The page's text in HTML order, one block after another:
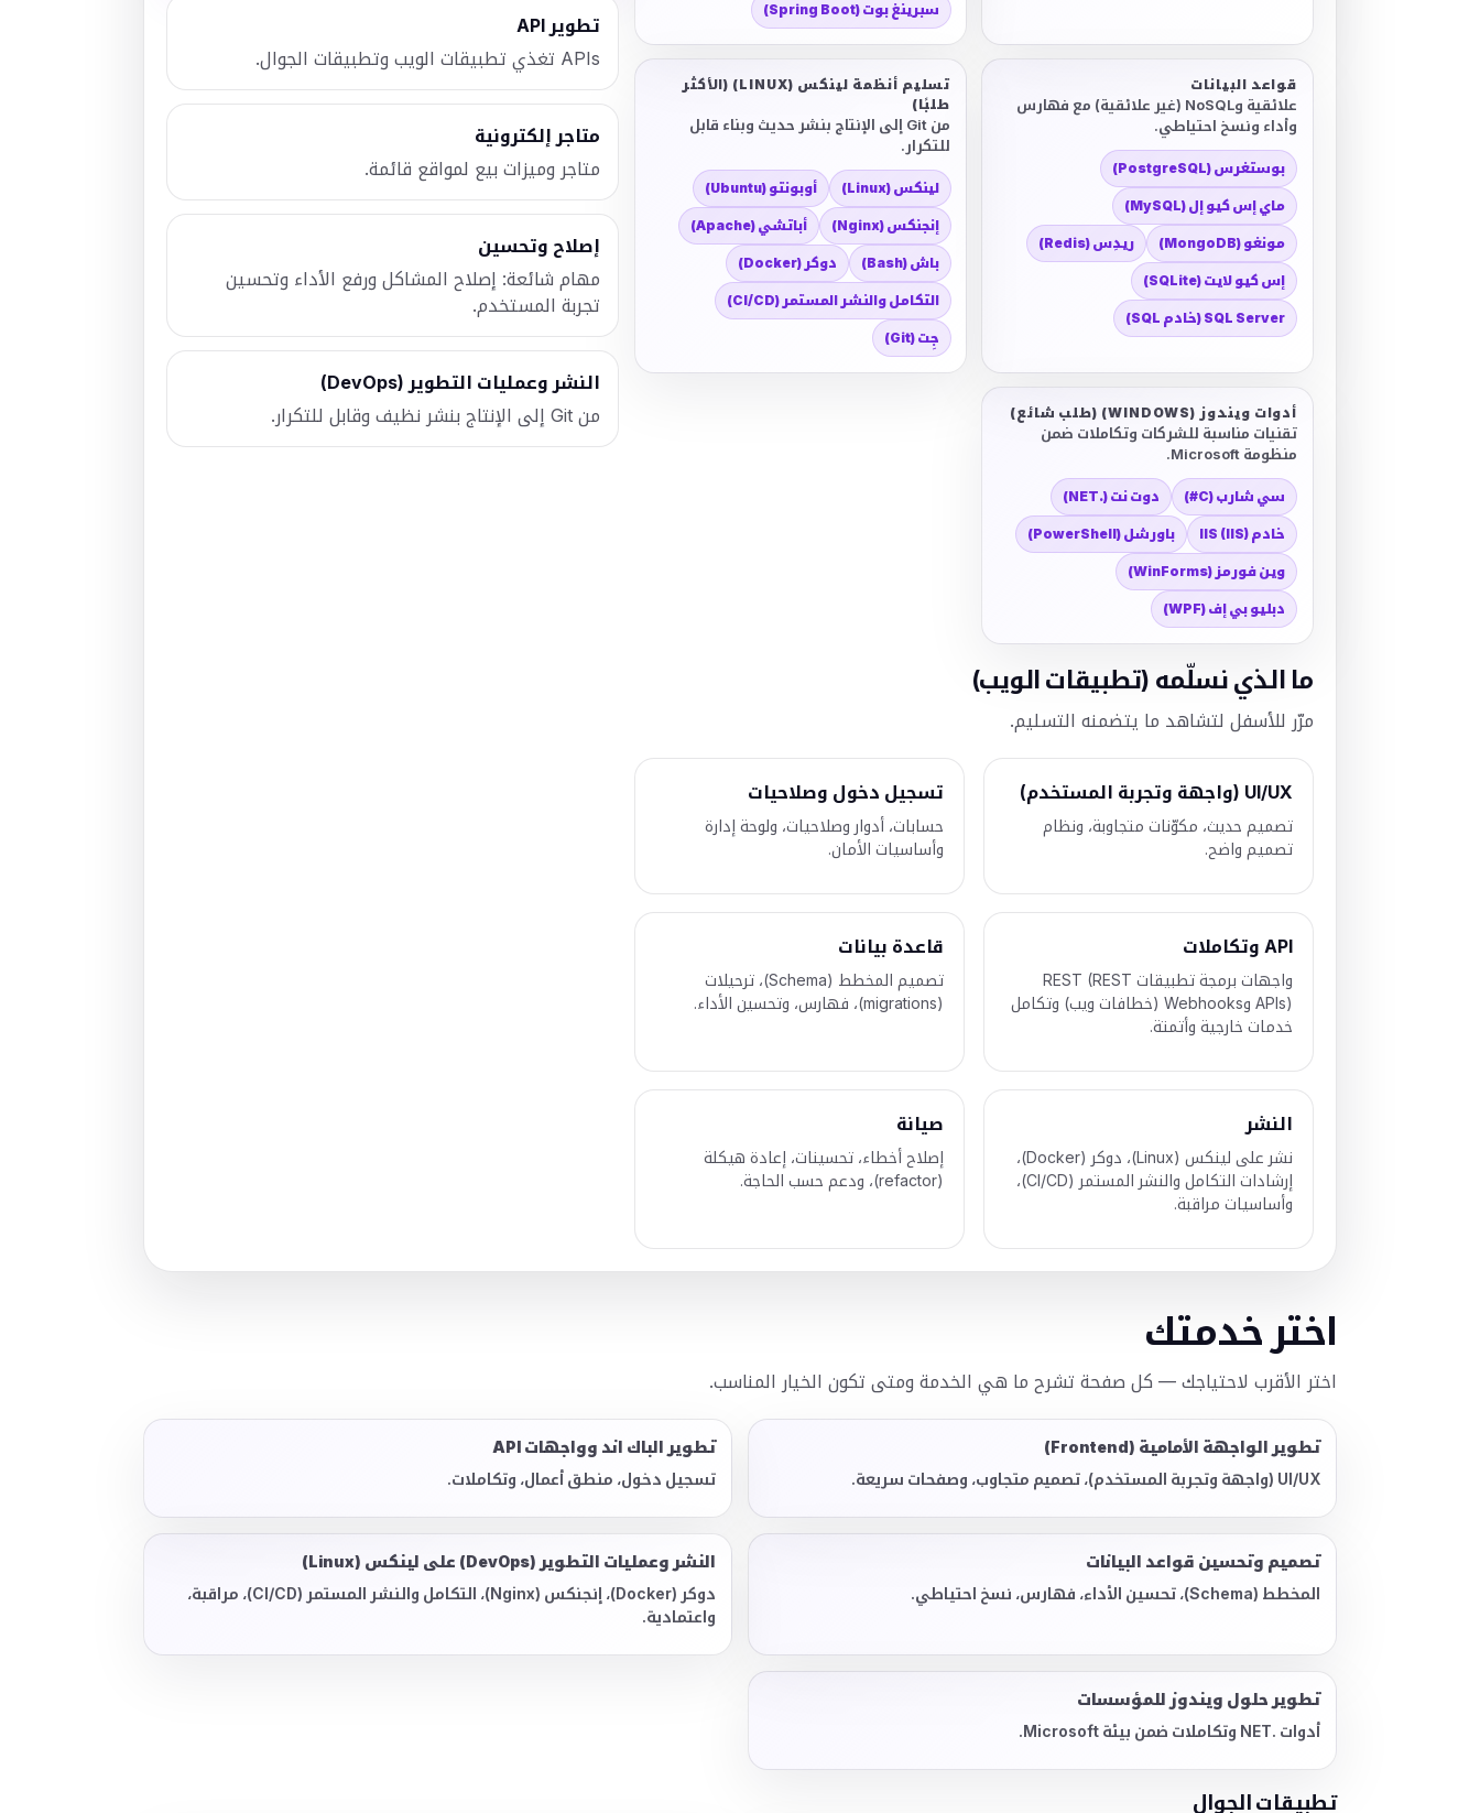
سبرينغ بوت (Spring Boot)
قواعد البيانات
علائقية وNoSQL (غير علائقية) مع فهارس
وأداء ونسخ احتياطي.
بوستغرس (PostgreSQL)
ماي إس كيو إل (MySQL)
مونغو (MongoDB) ريدِس (Redis)
إس كيو لايت (SQLite)
SQL Server (خادم SQL)
تسليم أنظمة لينكس (LINUX) (الأكثر
طلبًا)
من Git إلى الإنتاج بنشر حديث وبناء قابل
للتكرار.
لينكس (Linux) أوبونتو (Ubuntu)
إنجنكس (Nginx) أباتشي (Apache)
باش (Bash) دوكر (Docker)
التكامل والنشر المستمر (CI/CD)
جِت (Git)
أدوات ويندوز (WINDOWS) (طلب شائع)
تقنيات مناسبة للشركات وتكاملات ضمن
منظومة Microsoft.
سي شارب (C#) دوت نت (.NET)
خادم IIS (IIS) باورشل (PowerShell)
وين فورمز (WinForms)
دبليو بي إف (WPF)
ما الذي نسلّمه (تطبيقات الويب)
مرّر للأسفل لتشاهد ما يتضمنه التسليم.
UI/UX (واجهة وتجربة المستخدم)
تصميم حديث، مكوّنات متجاوبة، ونظام
تصميم واضح.
تسجيل دخول وصلاحيات
حسابات، أدوار وصلاحيات، ولوحة إدارة
وأساسيات الأمان.
API وتكاملات
واجهات برمجة تطبيقات REST (REST
APIs) وWebhooks (خطافات ويب) وتكامل
خدمات خارجية وأتمتة.
قاعدة بيانات
تصميم المخطط (Schema)، ترحيلات
(migrations)، فهارس، وتحسين الأداء.
النشر
نشر على لينكس (Linux)، دوكر (Docker)،
إرشادات التكامل والنشر المستمر (CI/CD)،
وأساسيات مراقبة.
صيانة
إصلاح أخطاء، تحسينات، إعادة هيكلة
(refactor)، ودعم حسب الحاجة.
تطوير API
APIs تغذي تطبيقات الويب وتطبيقات الجوال.
متاجر إلكترونية
متاجر وميزات بيع لمواقع قائمة.
إصلاح وتحسين
مهام شائعة: إصلاح المشاكل ورفع الأداء وتحسين
تجربة المستخدم.
النشر وعمليات التطوير (DevOps)
من Git إلى الإنتاج بنشر نظيف وقابل للتكرار.
اختر خدمتك
اختر الأقرب لاحتياجك — كل صفحة تشرح ما هي الخدمة ومتى تكون الخيار المناسب.
تطوير الواجهة الأمامية (Frontend)
UI/UX (واجهة وتجربة المستخدم)، تصميم متجاوب، وصفحات سريعة.
تطوير الباك اند وواجهات API
تسجيل دخول، منطق أعمال، وتكاملات.
تصميم وتحسين قواعد البيانات
المخطط (Schema)، تحسين الأداء، فهارس، نسخ احتياطي.
النشر وعمليات التطوير (DevOps) على لينكس (Linux)
دوكر (Docker)، إنجنكس (Nginx)، التكامل والنشر المستمر (CI/CD)، مراقبة،
واعتمادية.
تطوير حلول ويندوز للمؤسسات
أدوات .NET وتكاملات ضمن بيئة Microsoft.
تطبيقات الجوال